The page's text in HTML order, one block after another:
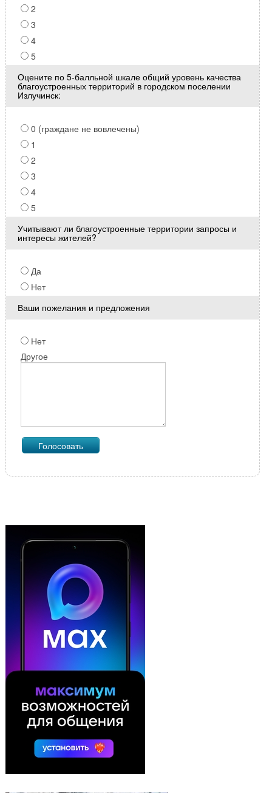
2
3
4
5
Оцените по 5-балльной шкале общий уровень качества
благоустроенных территорий в городском поселении
Излучинск:
0 (граждане не вовлечены)
1
2
3
4
5
Учитывают ли благоустроенные территории запросы и
интересы жителей?
Да
Нет
Ваши пожелания и предложения
Нет
Другое